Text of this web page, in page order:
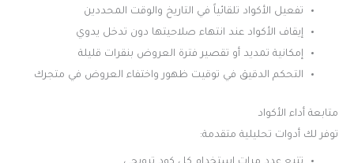
تفعيل الأكواد تلقائياً في التاريخ والوقت المحددين
إيقاف الأكواد عند انتهاء صلاحيتها دون تدخل يدوي
إمكانية تمديد أو تقصير فترة العروض بنقرات قليلة
التحكم الدقيق في توقيت ظهور واختفاء العروض في متجرك
متابعة أداء الأكواد
توفر لك أدوات تحليلية متقدمة: